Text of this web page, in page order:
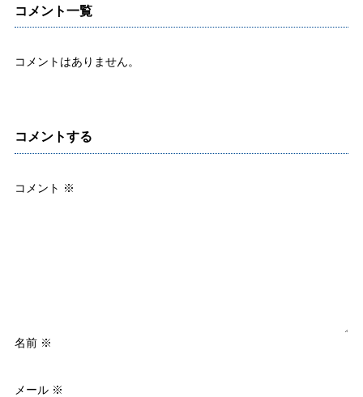
コメント一覧
コメントはありません。
コメントする
コメント ※
名前 ※
メール ※